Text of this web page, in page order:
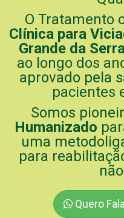
O Tratamento
Clínica para
Grande da
ao longo dos
aprovado pela
pacientes
Somos
Humanizado
uma
para
Quero